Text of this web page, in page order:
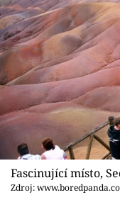
Fascinující místo,
Zdroj: